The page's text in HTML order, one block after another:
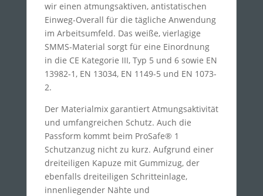
wir einen atmungsaktiven, antistatischen
Einweg-Overall für die tägliche Anwendung
im Arbeitsumfeld. Das weiße, vierlagige
SMMS-Material sorgt für eine Einordnung
in die CE Kategorie III, Typ 5 und 6 sowie EN
13982-1, EN 13034, EN 1149-5 und EN 1073-
2.
Der Materialmix garantiert Atmungsaktivität
und umfangreichen Schutz. Auch die
Passform kommt beim ProSafe® 1
Schutzanzug nicht zu kurz. Aufgrund einer
dreiteiligen Kapuze mit Gummizug, der
ebenfalls dreiteiligen Schritteinlage,
innenliegender Nähte und